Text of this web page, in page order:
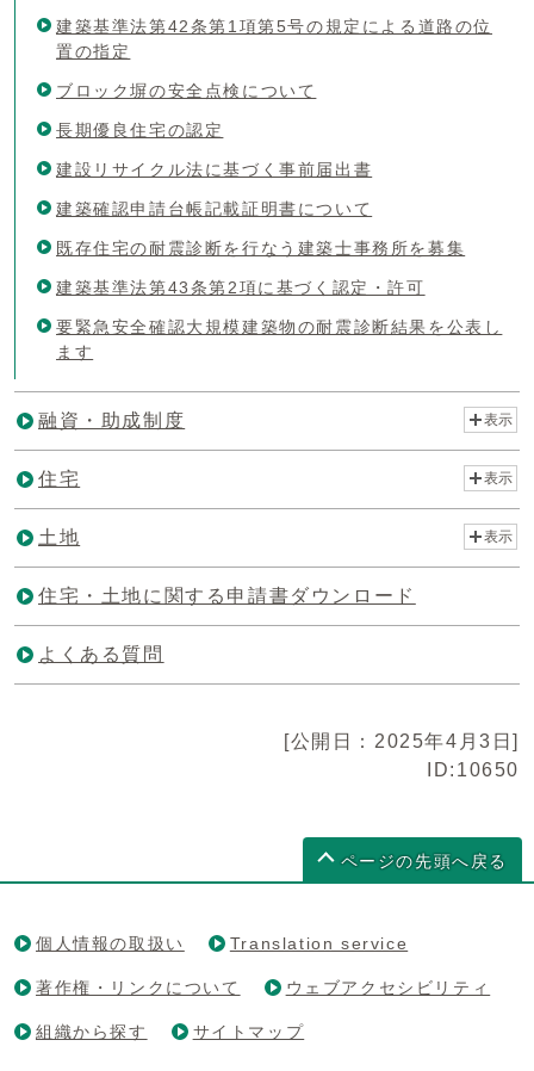
建築基準法第42条第1項第5号の規定による道路の位
置の指定
ブロック塀の安全点検について
長期優良住宅の認定
建設リサイクル法に基づく事前届出書
建築確認申請台帳記載証明書について
既存住宅の耐震診断を行なう建築士事務所を募集
建築基準法第43条第2項に基づく認定・許可
要緊急安全確認大規模建築物の耐震診断結果を公表し
ます
融資・助成制度 表示
住宅 表示
土地 表示
住宅・土地に関する申請書ダウンロード
よくある質問
[公開日：2025年4月3日]
ID:10650
ページの先頭へ戻る
個人情報の取扱い Translation service
著作権・リンクについて ウェブアクセシビリティ
組織から探す サイトマップ